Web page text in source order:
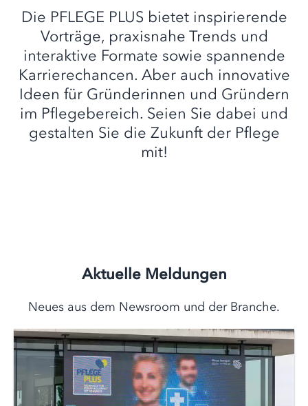
Die PFLEGE PLUS bietet inspirierende
Vorträge, praxisnahe Trends und
interaktive Formate sowie spannende
Karrierechancen. Aber auch innovative
Ideen für Gründerinnen und Gründern
im Pflegebereich. Seien Sie dabei und
gestalten Sie die Zukunft der Pflege
mit!
Aktuelle Meldungen
Neues aus dem Newsroom und der Branche.